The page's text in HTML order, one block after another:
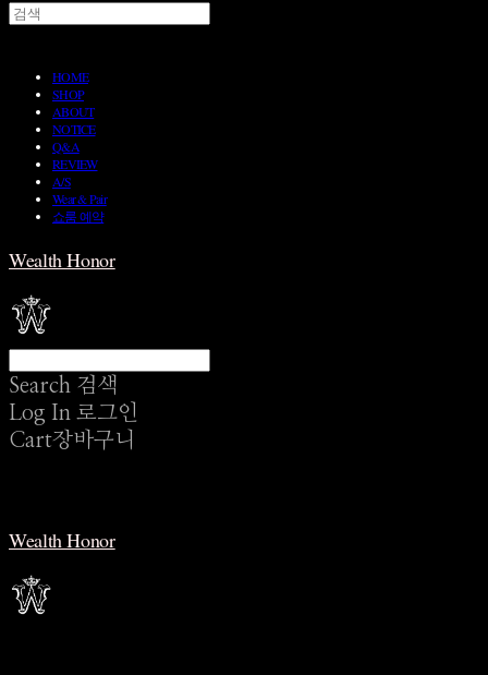
HOME
SHOP
ABOUT
NOTICE
Q&A
REVIEW
A/S
Wear & Pair
쇼룸 예약
Wealth Honor
Search 검색
Log In 로그인
Cart장바구니
Wealth Honor